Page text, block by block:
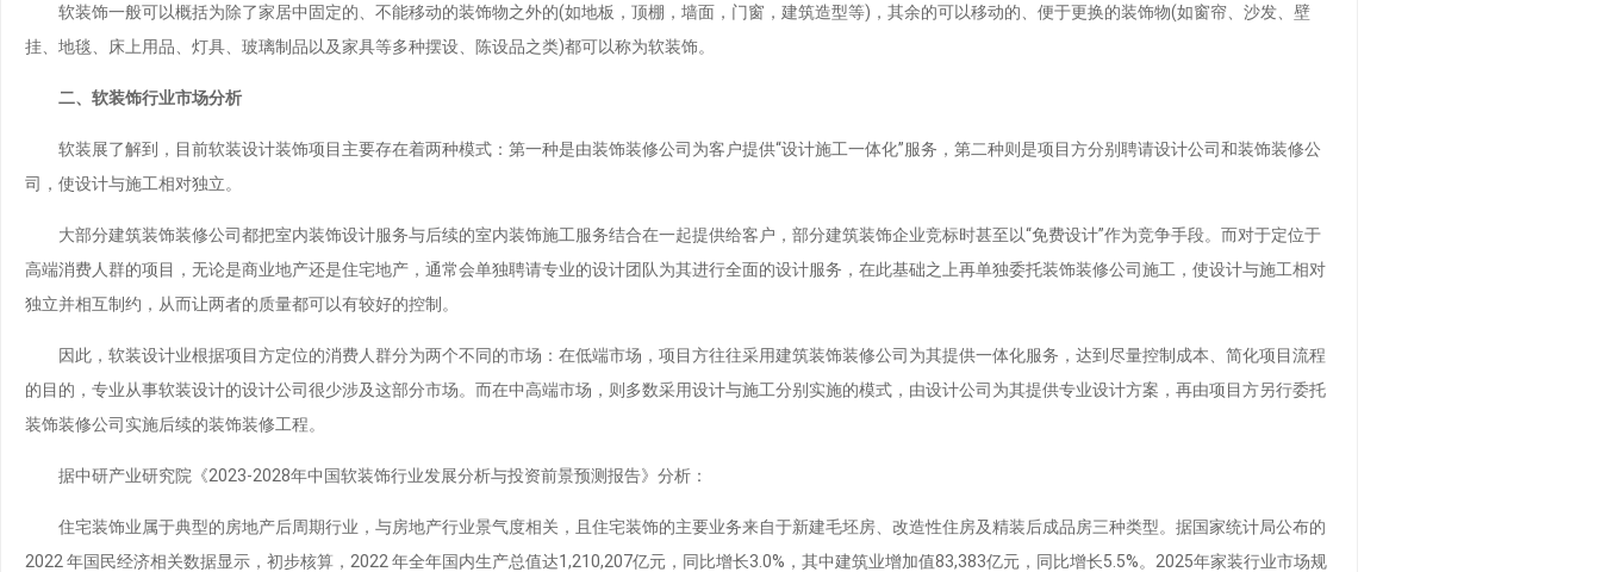
软装饰一般可以概括为除了家居中固定的、不能移动的装饰物之外的(如地板，顶棚，墙面，门窗，建筑造型等)，其余的可以移动的、便于更换的装饰物(如窗帘、沙发、壁
挂、地毯、床上用品、灯具、玻璃制品以及家具等多种摆设、陈设品之类)都可以称为软装饰。
二、软装饰行业市场分析
软装展了解到，目前软装设计装饰项目主要存在着两种模式：第一种是由装饰装修公司为客户提供“设计施工一体化”服务，第二种则是项目方分别聘请设计公司和装饰装修公
司，使设计与施工相对独立。
大部分建筑装饰装修公司都把室内装饰设计服务与后续的室内装饰施工服务结合在一起提供给客户，部分建筑装饰企业竞标时甚至以“免费设计”作为竞争手段。而对于定位于
高端消费人群的项目，无论是商业地产还是住宅地产，通常会单独聘请专业的设计团队为其进行全面的设计服务，在此基础之上再单独委托装饰装修公司施工，使设计与施工相对
独立并相互制约，从而让两者的质量都可以有较好的控制。
因此，软装设计业根据项目方定位的消费人群分为两个不同的市场：在低端市场，项目方往往采用建筑装饰装修公司为其提供一体化服务，达到尽量控制成本、简化项目流程
的目的，专业从事软装设计的设计公司很少涉及这部分市场。而在中高端市场，则多数采用设计与施工分别实施的模式，由设计公司为其提供专业设计方案，再由项目方另行委托
装饰装修公司实施后续的装饰装修工程。
据中研产业研究院《2023-2028年中国软装饰行业发展分析与投资前景预测报告》分析：
住宅装饰业属于典型的房地产后周期行业，与房地产行业景气度相关，且住宅装饰的主要业务来自于新建毛坯房、改造性住房及精装后成品房三种类型。据国家统计局公布的
2022 年国民经济相关数据显示，初步核算，2022 年全年国内生产总值达1,210,207亿元，同比增长3.0%，其中建筑业增加值83,383亿元，同比增长5.5%。2025年家装行业市场规